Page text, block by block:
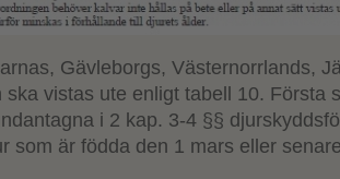
Gävleborgs, Västernorrlands,
ska vistas ute enligt tabell 10. Första
i 2 kap. 3-4 §§
som är födda den 1 mars eller